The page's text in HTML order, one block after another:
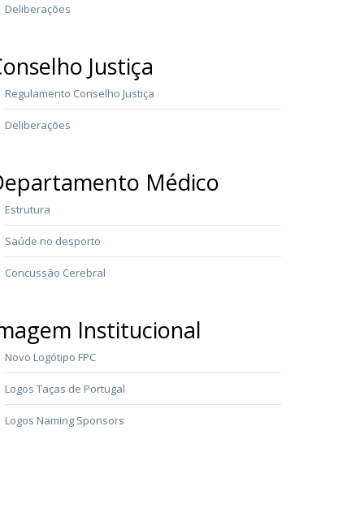
Deliberações
Justiça
Regulamento Conselho Justiça
Deliberações
Médico
Estrutura
Saúde no desporto
Concussão Cerebral
Institucional
Novo Logótipo FPC
Logos Taças de Portugal
Logos Naming Sponsors